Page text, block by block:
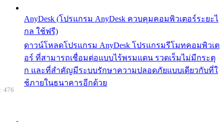
AnyDesk (โปรแกรม AnyDesk ควบคุมคอมพิวเตอร์ระยะไ
กล ใช้ฟรี)
ดาวน์โหลดโปรแกรม AnyDesk โปรแกรมรีโมทคอมพิวเต
อร์ ที่สามารถเชื่อมต่อแบบไร้พรมแดน รวดเร็มไม่มีกระตุ
ก และที่สำคัญมีระบบรักษาความปลอดภัยแบบเดียวกับที่ใ
ช้ภายในธนาคารอีกด้วย
476